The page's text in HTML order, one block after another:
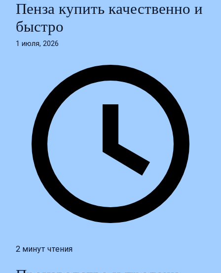
Пенза купить качественно и
быстро
1 июля, 2026
2 минут чтения